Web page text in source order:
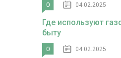
0 04.02.2025
Где используют
быту
0 04.02.2025